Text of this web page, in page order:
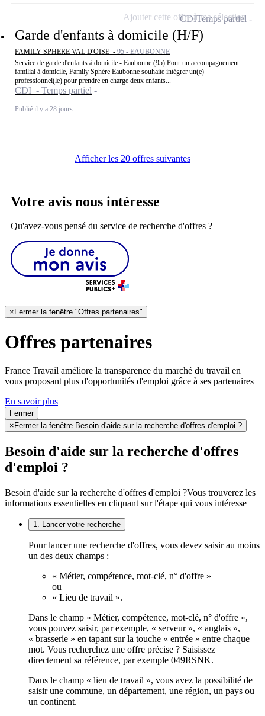
Garde d'enfants à domicile (H/F)
FAMILY SPHERE VAL D'OISE - 95 - EAUBONNE
Service de garde d'enfants à domicile - Eaubonne (95) Pour un accompagnement
familial à domicile, Family Sphère Eaubonne souhaite intégrer un(e)
professionnel(le) pour prendre en charge deux enfants...
CDI - Temps partiel
Publié il y a 28 jours
CDITemps partiel
Ajouter cette offre à ma sélection
Afficher les 20 offres suivantes
Votre avis nous intéresse
Qu'avez-vous pensé du service de recherche d'offres ?
× Fermer la fenêtre "Offres partenaires"
Offres partenaires
France Travail améliore la transparence du marché du travail en
vous proposant plus d'opportunités d'emploi grâce à ses partenaires
En savoir plus
Fermer
× Fermer la fenêtre Besoin d'aide sur la recherche d'offres d'emploi ?
Besoin d'aide sur la recherche d'offres
d'emploi ?
Besoin d'aide sur la recherche d'offres d'emploi ?Vous trouverez les
informations essentielles en cliquant sur l'étape qui vous intéresse
1. Lancer votre recherche
Pour lancer une recherche d'offres, vous devez saisir au moins
un des deux champs :
« Métier, compétence, mot-clé, n° d'offre »
ou
« Lieu de travail ».
Dans le champ « Métier, compétence, mot-clé, n° d'offre »,
vous pouvez saisir, par exemple, « serveur », « anglais »,
« brasserie » en tapant sur la touche « entrée » entre chaque
mot. Vous recherchez une offre précise ? Saisissez
directement sa référence, par exemple 049RSNK.
Dans le champ « lieu de travail », vous avez la possibilité de
saisir une commune, un département, une région, un pays ou
un continent.